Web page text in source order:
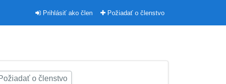
Prihlásiť ako člen Požiadať o členstvo
o členstvo